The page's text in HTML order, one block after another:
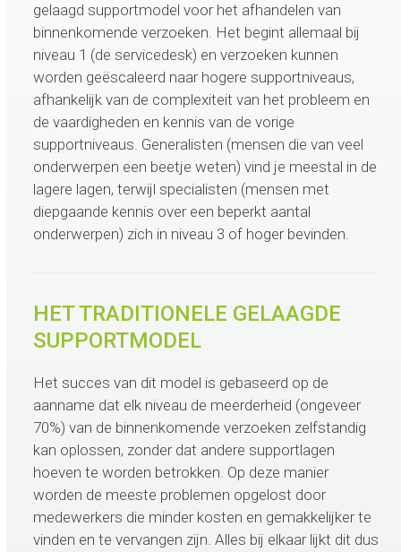
gelaagd supportmodel voor het afhandelen van
binnenkomende verzoeken. Het begint allemaal bij
niveau 1 (de servicedesk) en verzoeken kunnen
worden geëscaleerd naar hogere supportniveaus,
afhankelijk van de complexiteit van het probleem en
de vaardigheden en kennis van de vorige
supportniveaus. Generalisten (mensen die van veel
onderwerpen een beetje weten) vind je meestal in de
lagere lagen, terwijl specialisten (mensen met
diepgaande kennis over een beperkt aantal
onderwerpen) zich in niveau 3 of hoger bevinden.
HET TRADITIONELE GELAAGDE
SUPPORTMODEL
Het succes van dit model is gebaseerd op de
aanname dat elk niveau de meerderheid (ongeveer
70%) van de binnenkomende verzoeken zelfstandig
kan oplossen, zonder dat andere supportlagen
hoeven te worden betrokken. Op deze manier
worden de meeste problemen opgelost door
medewerkers die minder kosten en gemakkelijker te
vinden en te vervangen zijn. Alles bij elkaar lijkt dit dus